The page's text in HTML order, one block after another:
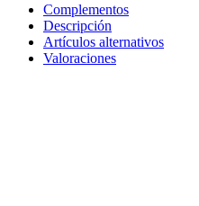
Complementos
Descripción
Artículos alternativos
Valoraciones